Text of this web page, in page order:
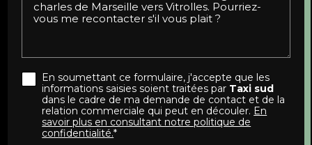
En soumettant ce formulaire, j'accepte que les
informations saisies soient traitées par Taxi sud
dans le cadre de ma demande de contact et de la
relation commerciale qui peut en découler. En
savoir plus en consultant notre politique de
confidentialité.*